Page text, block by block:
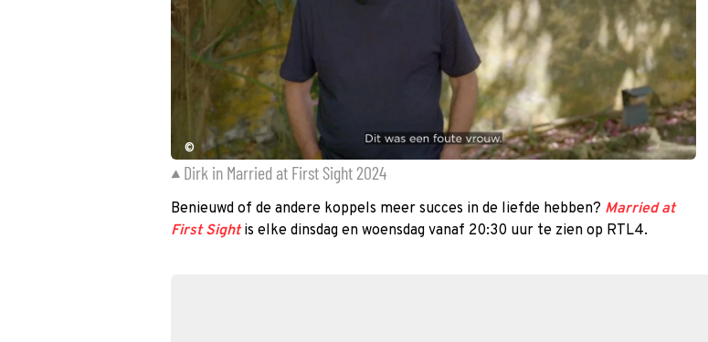
©
Dirk in Married at First Sight 2024
Benieuwd of de andere koppels meer succes in de liefde hebben? Married at
First Sightis elke dinsdag en woensdag vanaf 20:30 uur te zien op RTL4.